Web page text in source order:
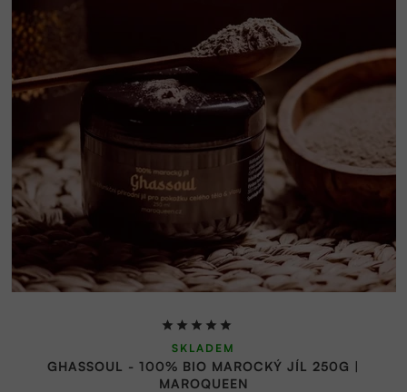
GHASSOUL - 100% BIO MAROCKÝ JÍL 250G |
MAROQUEEN
Průměrné
hodnocení
produktu
SKLADEM